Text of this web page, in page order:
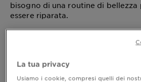
bisogno di una routine di
essere riparata.
bellezza si basa sul potere
vitamina E, capace di riparare la
radiosa e luminosa.
La tua privacy
Usiamo i cookie, compresi quelli dei